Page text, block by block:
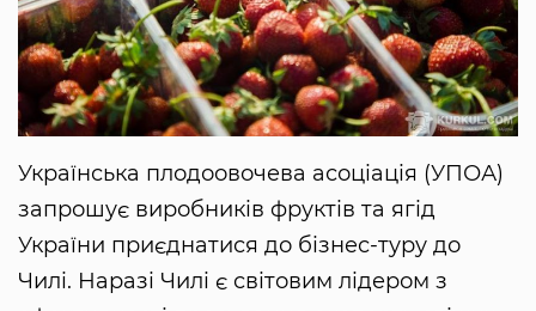
Українська плодоовочева асоціація (УПОА)
запрошує виробників фруктів та ягід
України приєднатися до бізнес-туру до
Чилі. Наразі Чилі є світовим лідером з